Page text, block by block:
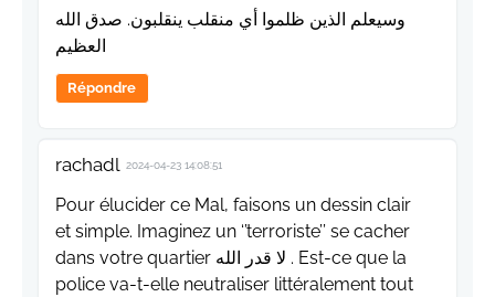
وسيعلم الذين ظلموا أي منقلب ينقلبون. صدق الله
العظيم
Répondre
rachadl 2024-04-23 14:08:51
Pour élucider ce Mal, faisons un dessin clair
et simple. Imaginez un ‘’terroriste’’ se cacher
dans votre quartier لا قدر الله . Est-ce que la
police va-t-elle neutraliser littéralement tout